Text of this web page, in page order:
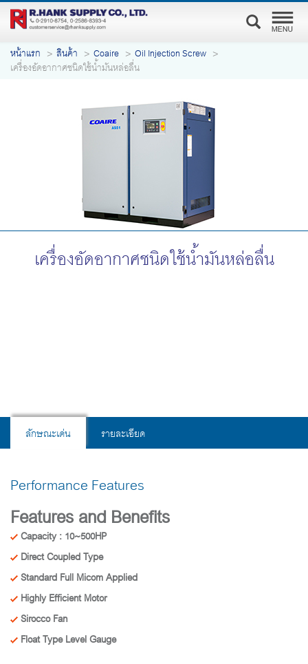
หน้าแรก สินค้า Coaire
Oil Injection Screw
เครื่องอัดอากาศชนิดใช้น้ำมันหล่อลื่น
เครื่องอัดอากาศชนิดใช้น้ำมันหล่อลื่น
ลักษณะเด่น รายละเอียด
Performance Features
Features and Benefits
Capacity : 10~500HP
Direct Coupled Type
Standard Full Micom Applied
Highly Efficient Motor
Sirocco Fan
Float Type Level Gauge